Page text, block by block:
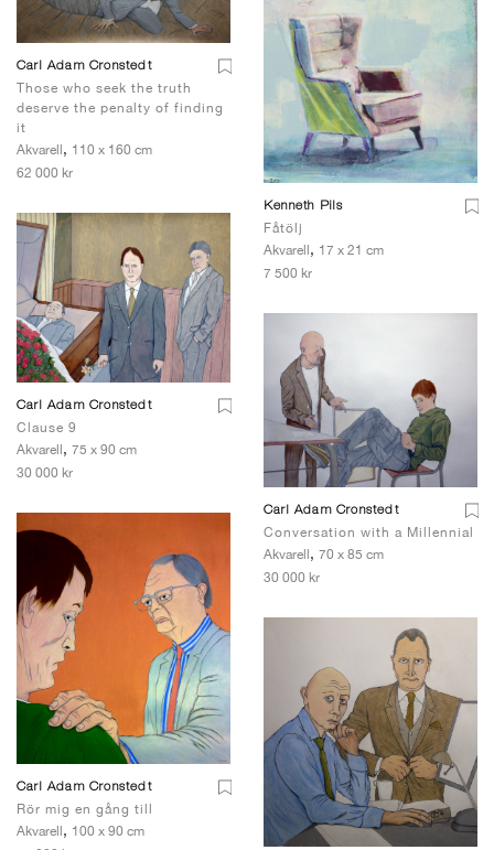
Carl Adam Cronstedt
Those who seek the truth
deserve the penalty of finding
it
Akvarell , 110 x 160 cm
62 000 kr
Kenneth Pils
Fåtölj
Akvarell, 17 x 21 cm
7 500 kr
Carl Adam Cronstedt
Clause 9
Akvarell , 75 x 90 cm
30 000 kr
Carl Adam Cronstedt
Conversation with a Millennial
Akvarell , 70 x 85 cm
30 000 kr
Carl Adam Cronstedt
Rör mig en gång till
Akvarell , 100 x 90 cm